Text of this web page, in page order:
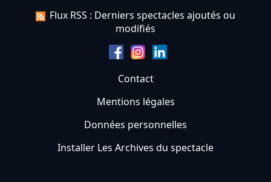
Flux RSS : Derniers spectacles ajoutés ou
modifiés
Contact
Mentions légales
Données personnelles
Installer Les Archives du spectacle